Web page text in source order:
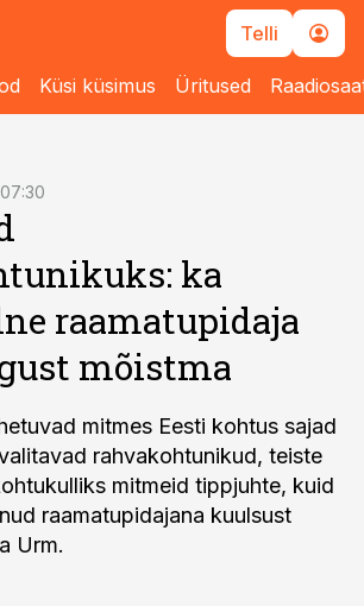
Telli
Küsi küsimus Üritused
ka
raamatupidaja
mõistma
mitmes Eesti kohtus sajad
rahvakohtunikud, teiste
mitmeid tippjuhte, kuid
raamatupidajana kuulsust
Urm.